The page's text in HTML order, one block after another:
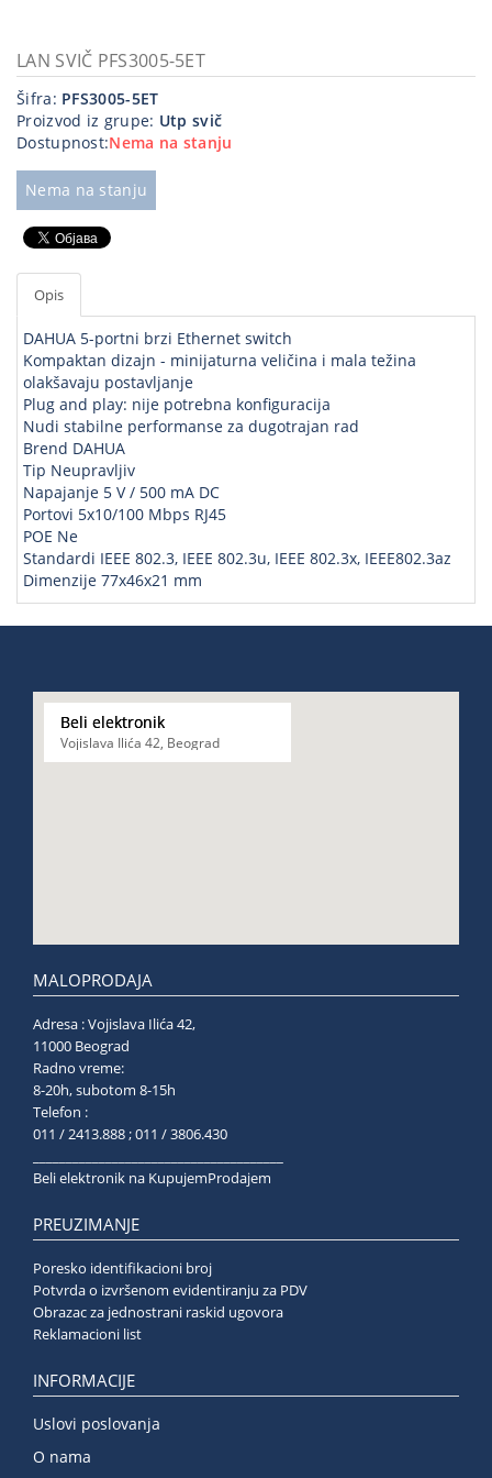
priključci
Kućna
tehnika
Poslovna
oprema,računari
program
LAN SVIČ PFS3005-5ET
Šifra: PFS3005-5ET
Proizvod iz grupe: Utp svič
Dostupnost:Nema na stanju
Nema na stanju
Opis
DAHUA 5-portni brzi Ethernet switch
Kompaktan dizajn - minijaturna veličina i mala težina
olakšavaju postavljanje
Plug and play: nije potrebna konfiguracija
Nudi stabilne performanse za dugotrajan rad
Brend DAHUA
Tip Neupravljiv
Napajanje 5 V / 500 mA DC
Portovi 5x10/100 Mbps RJ45
POE Ne
Standardi IEEE 802.3, IEEE 802.3u, IEEE 802.3x, IEEE802.3az
Dimenzije 77x46x21 mm
Beli elektronik
Vojislava Ilića 42, Beograd
MALOPRODAJA
Adresa : Vojislava Ilića 42,
11000 Beograd
Radno vreme:
8-20h, subotom 8-15h
Telefon :
011 / 2413.888 ; 011 / 3806.430
Beli elektronik na KupujemProdajem
PREUZIMANJE
Poresko identifikacioni broj
Potvrda o izvršenom evidentiranju za PDV
Obrazac za jednostrani raskid ugovora
Reklamacioni list
INFORMACIJE
Uslovi poslovanja
O nama